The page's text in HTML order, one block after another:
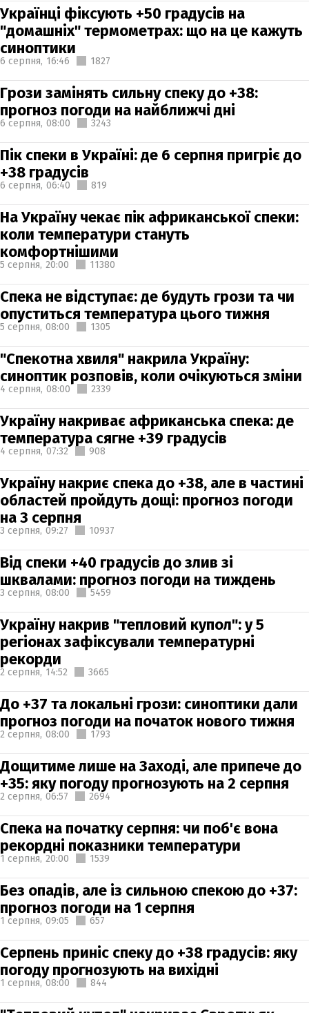
Українці фіксують +50 градусів на
"домашніх" термометрах: що на це кажуть
синоптики
6 серпня, 16:46 1827
Грози замінять сильну спеку до +38:
прогноз погоди на найближчі дні
6 серпня, 08:00 3243
Пік спеки в Україні: де 6 серпня пригріє до
+38 градусів
6 серпня, 06:40 819
На Україну чекає пік африканської спеки:
коли температури стануть
комфортнішими
5 серпня, 20:00 11380
Спека не відступає: де будуть грози та чи
опуститься температура цього тижня
5 серпня, 08:00 1305
"Спекотна хвиля" накрила Україну:
синоптик розповів, коли очікуються зміни
4 серпня, 08:00 2339
Україну накриває африканська спека: де
температура сягне +39 градусів
4 серпня, 07:32 908
Україну накриє спека до +38, але в частині
областей пройдуть дощі: прогноз погоди
на 3 серпня
3 серпня, 09:27 10937
Від спеки +40 градусів до злив зі
шквалами: прогноз погоди на тиждень
3 серпня, 08:00 5459
Україну накрив "тепловий купол": у 5
регіонах зафіксували температурні
рекорди
2 серпня, 14:52 3665
До +37 та локальні грози: синоптики дали
прогноз погоди на початок нового тижня
2 серпня, 08:00 1793
Дощитиме лише на Заході, але припече до
+35: яку погоду прогнозують на 2 серпня
2 серпня, 06:57 2694
Спека на початку серпня: чи поб'є вона
рекордні показники температури
1 серпня, 20:00 1539
Без опадів, але із сильною спекою до +37:
прогноз погоди на 1 серпня
1 серпня, 09:05 657
Серпень приніс спеку до +38 градусів: яку
погоду прогнозують на вихідні
1 серпня, 08:00 844